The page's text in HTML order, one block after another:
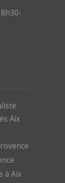
Aix
à Aix